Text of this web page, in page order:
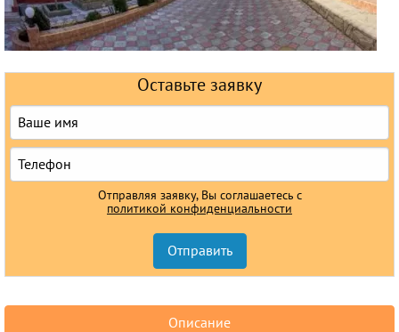
Оставьте заявку
Отправляя заявку, Вы соглашаетесь с
политикой конфиденциальности
Описание